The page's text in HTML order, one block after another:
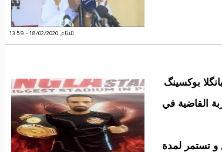
ثلاثاء, 18/02/2020 - 13:59
بوكسينگ
القاضية في
و تستمر لمدة